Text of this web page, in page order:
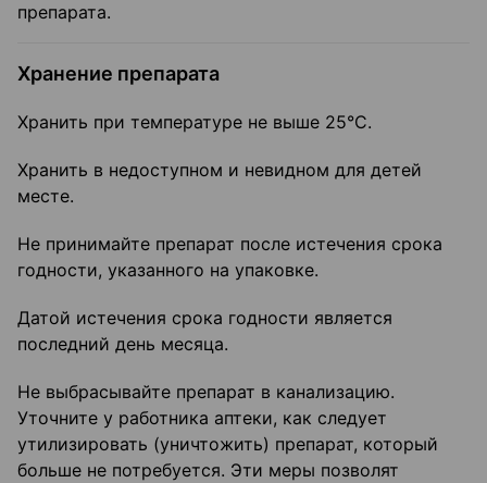
препарата.
Хранение препарата
Хранить при температуре не выше 25°С.
Хранить в недоступном и невидном для детей
месте.
Не принимайте препарат после истечения срока
годности, указанного на упаковке.
Датой истечения срока годности является
последний день месяца.
Не выбрасывайте препарат в канализацию.
Уточните у работника аптеки, как следует
утилизировать (уничтожить) препарат, который
больше не потребуется. Эти меры позволят